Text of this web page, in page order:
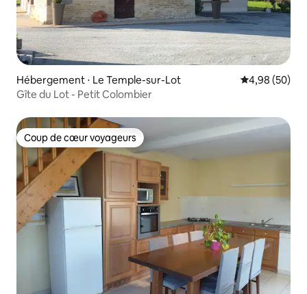
Hébergement ⋅ Le Temple-sur-Lot Évaluation
4,98 (50)
Gîte du Lot - Petit Colombier
Coup de cœur voyageurs
Coup de cœur voyageurs